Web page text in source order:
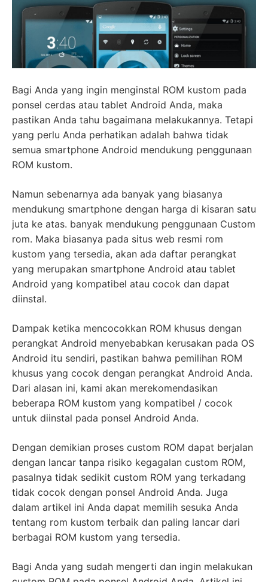
Bagi Anda yang ingin menginstal ROM kustom pada
ponsel cerdas atau tablet Android Anda, maka
pastikan Anda tahu bagaimana melakukannya. Tetapi
yang perlu Anda perhatikan adalah bahwa tidak
semua smartphone Android mendukung penggunaan
ROM kustom.
Namun sebenarnya ada banyak yang biasanya
mendukung smartphone dengan harga di kisaran satu
juta ke atas. banyak mendukung penggunaan Custom
rom. Maka biasanya pada situs web resmi rom
kustom yang tersedia, akan ada daftar perangkat
yang merupakan smartphone Android atau tablet
Android yang kompatibel atau cocok dan dapat
diinstal.
Dampak ketika mencocokkan ROM khusus dengan
perangkat Android menyebabkan kerusakan pada OS
Android itu sendiri, pastikan bahwa pemilihan ROM
khusus yang cocok dengan perangkat Android Anda.
Dari alasan ini, kami akan merekomendasikan
beberapa ROM kustom yang kompatibel / cocok
untuk diinstal pada ponsel Android Anda.
Dengan demikian proses custom ROM dapat berjalan
dengan lancar tanpa risiko kegagalan custom ROM,
pasalnya tidak sedikit custom ROM yang terkadang
tidak cocok dengan ponsel Android Anda. Juga
dalam artikel ini Anda dapat memilih sesuka Anda
tentang rom kustom terbaik dan paling lancar dari
berbagai ROM kustom yang tersedia.
Bagi Anda yang sudah mengerti dan ingin melakukan